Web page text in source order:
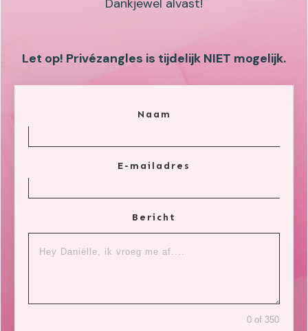
Dankjewel alvast!
Let op! Privézangles is tijdelijk NIET mogelijk.
Naam
E-mailadres
Bericht
0 of 350